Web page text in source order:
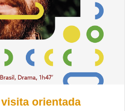
orientada